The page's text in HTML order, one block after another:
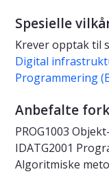
Spesielle
Krever opptak til
Digital
Programmering
Anbefalte
PROG1003
IDATG2001
Algoritmiske